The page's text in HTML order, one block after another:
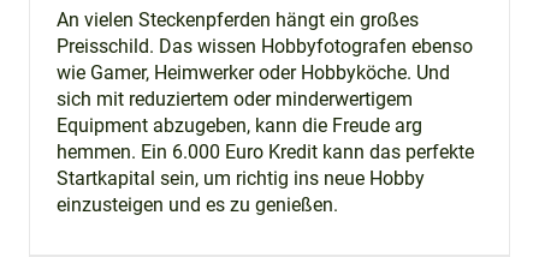
An vielen Steckenpferden hängt ein großes
Preisschild. Das wissen Hobbyfotografen ebenso
wie Gamer, Heimwerker oder Hobbyköche. Und
sich mit reduziertem oder minderwertigem
Equipment abzugeben, kann die Freude arg
hemmen. Ein 6.000 Euro Kredit kann das perfekte
Startkapital sein, um richtig ins neue Hobby
einzusteigen und es zu genießen.